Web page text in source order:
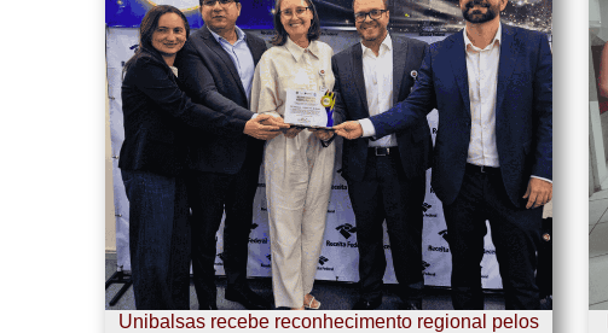
Unibalsas recebe reconhecimento regional pelos